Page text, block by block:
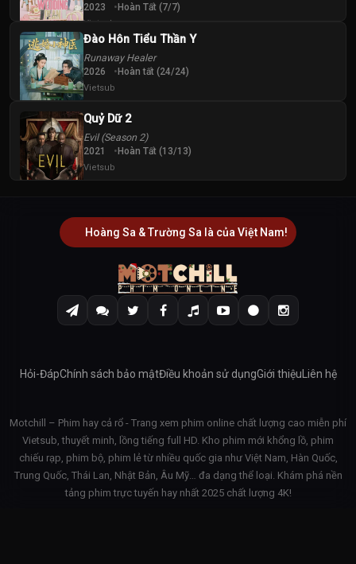
2023 Hoàn Tất (7/7)
Vietsub
Đào Hôn Tiểu Thần Y
Runaway Healer
2026 Hoàn tất (24/24)
Vietsub
Quỷ Dữ 2
Evil (Season 2)
2021 Hoàn Tất (13/13)
Vietsub
Hoàng Sa & Trường Sa là của Việt Nam!
Hỏi-ĐápChính sách bảo mậtĐiều khoản sử dụngGiới thiệu Liên hệ
Motchill – Phim hay cả rổ - Trang xem phim online chất lượng cao miễn phí
Vietsub, thuyết minh, lồng tiếng full HD. Kho phim mới khổng lồ, phim
chiếu rạp, phim bộ, phim lẻ từ nhiều quốc gia như Việt Nam, Hàn Quốc,
Trung Quốc, Thái Lan, Nhật Bản, Âu Mỹ… đa dạng thể loại. Khám phá nền
tảng phim trực tuyến hay nhất 2025 chất lượng 4K!